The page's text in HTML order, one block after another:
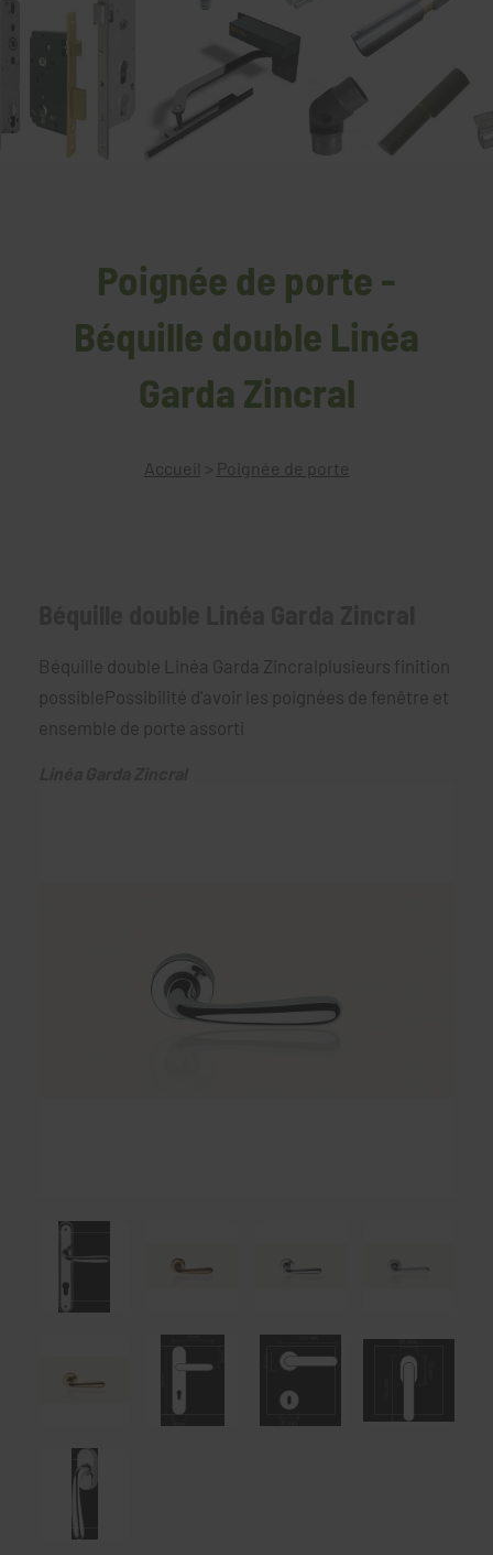
Poignée de porte -
Béquille double Linéa
Garda Zincral
Accueil > Poignée de porte
Béquille double Linéa Garda Zincralplusieurs finition
possiblePossibilité d'avoir les poignées de fenêtre et
ensemble de porte assorti